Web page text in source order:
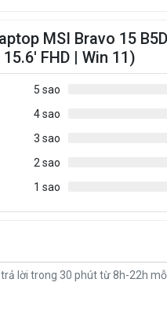
MSI Bravo 15
FHD | Win 11)
5 sao
4 sao
3 sao
2 sao
1 sao